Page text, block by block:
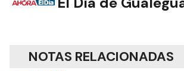
NOTAS RELACIONADAS